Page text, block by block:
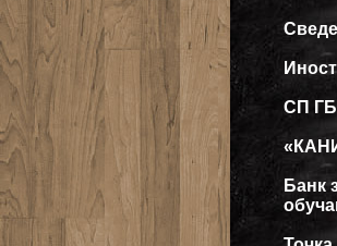
СП
Банк